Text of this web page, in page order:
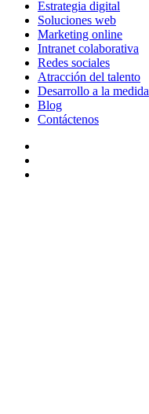
Estrategia digital
Soluciones web
Marketing online
Intranet colaborativa
Redes sociales
Atracción del talento
Desarrollo a la medida
Blog
Contáctenos